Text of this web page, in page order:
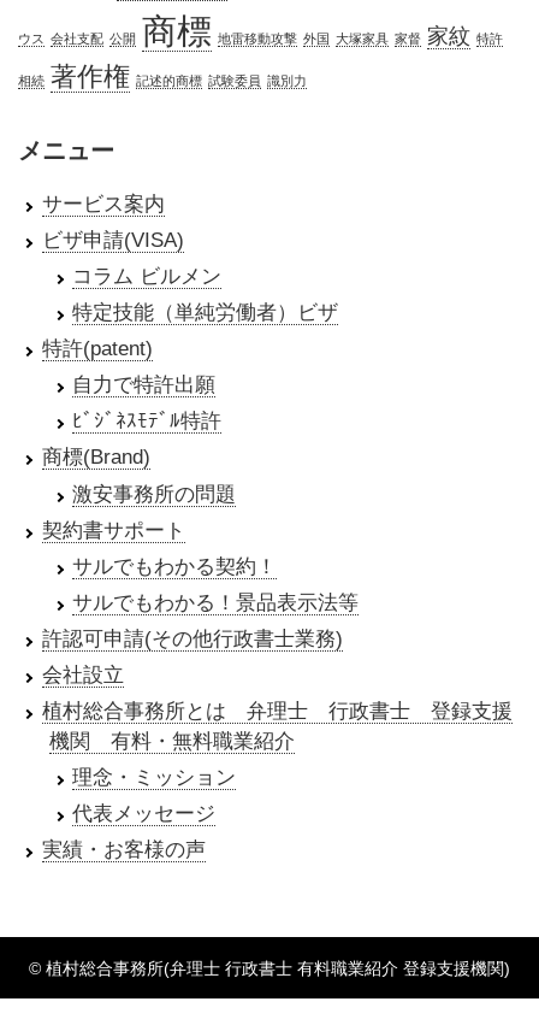
ウス 会社支配 公開 商標 地雷移動攻撃 外国 大塚家具 家督 家紋 特許
相続 著作権 記述的商標 試験委員 識別力
メニュー
サービス案内
ビザ申請(VISA)
コラム ビルメン
特定技能（単純労働者）ビザ
特許(patent)
自力で特許出願
ﾋﾞｼﾞﾈｽﾓﾃﾞﾙ特許
商標(Brand)
激安事務所の問題
契約書サポート
サルでもわかる契約！
サルでもわかる！景品表示法等
許認可申請(その他行政書士業務)
会社設立
植村総合事務所とは 弁理士 行政書士 登録支援
機関 有料・無料職業紹介
理念・ミッション
代表メッセージ
実績・お客様の声
© 植村総合事務所(弁理士 行政書士 有料職業紹介 登録支援機関)